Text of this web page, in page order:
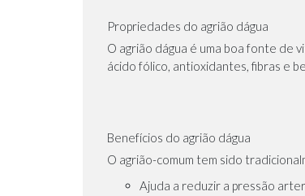
Propriedades do agrião dágua
O agrião dágua é uma boa fonte de
ácido fólico, antioxidantes, fibras e
Benefícios do agrião dágua
O agrião-comum tem sido
Ajuda a reduzir a pressão